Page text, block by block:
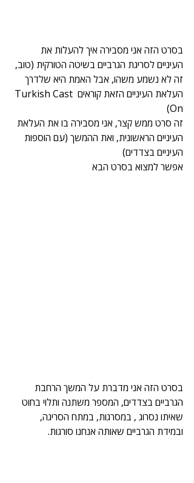
בסרט הזה אני מסבירה איך להעלות את
העיניים לסריגת הגרביים בשיטה הטורקית (טוב,
זה לא נשמע משהו, אבל האמת היא שלדרך
העלאת העיניים הזאת קוראים Turkish Cast
On)
זה סרט ממש קצר, אני מסבירה בו את העלאת
העיניים הראשונית, ואת ההמשך (עם הוספות
העיניים בצדדים)
אפשר למצוא בסרט הבא
בסרט הזה אני מדברת על המשך הרחבת
הגרביים בצדדים, המספר משתנה ותלוי בחוט
שאיתו נסרוג , במסרגות, במתח הסריגה,
ובמידת הגרביים שאותה אנחנו סורגות.